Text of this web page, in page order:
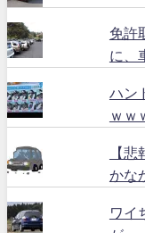
免許
に、
ハン
ｗｗ
【
かな
ワイ